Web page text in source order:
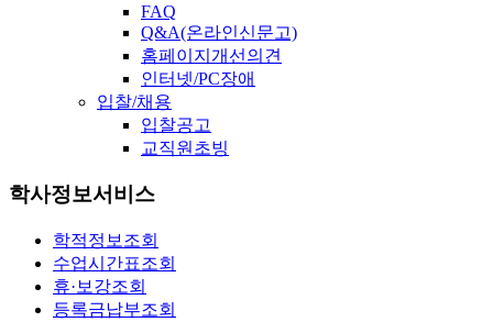
FAQ
Q&A(온라인신문고)
홈페이지개선의견
인터넷/PC장애
입찰/채용
입찰공고
교직원초빙
학사정보서비스
학적정보조회
수업시간표조회
휴·보강조회
등록금납부조회